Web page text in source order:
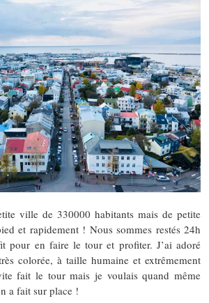
ville de 330000 habitants mais de petite
et rapidement ! Nous sommes restés 24h
pour en faire le tour et profiter. J’ai adoré
colorée, à taille humaine et extrêmement
fait le tour mais je voulais quand même
a fait sur place !